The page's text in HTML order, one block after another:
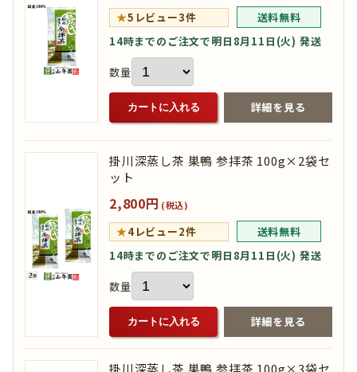
★5 レビュー3件
送料無料
14時までのご注文で明日8月11日(火) 発送
数量
カートに入れる 詳細を見る
掛川深蒸し茶 巣鴨 参拝茶 100g×2袋セ
ット
2,800円 (税込)
★4レビュー2件
送料無料
14時までのご注文で明日8月11日(火) 発送
数量
カートに入れる 詳細を見る
掛川深蒸し茶 巣鴨 参拝茶 100g×3袋セ